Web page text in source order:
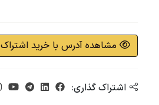
مشاهده آدرس با خرید اشتراک
اشتراک گذاری: